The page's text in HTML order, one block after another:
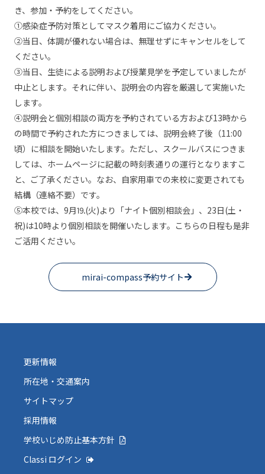
き、参加・予約をしてください。
①感染症予防対策としてマスク着用にご協力ください。
②当日、体調が優れない場合は、無理せずにキャンセルをして
ください。
③当日、生徒による説明および授業見学を予定していましたが
中止とします。それに伴い、説明会の内容を厳選して実施いた
します。
④説明会と個別相談の両方を予約されている方および13時から
の時間で予約された方につきましては、説明会終了後（11:00
頃）に相談を開始いたします。ただし、スクールバスにつきま
しては、ホームページに記載の時刻表通りの運行となりますこ
と、ご了承ください。なお、自家用車での来校に変更されても
結構（連絡不要）です。
⑤本校では、9月⒚(火)より「ナイト個別相談会」、23日(土・
祝)は10時より個別相談を開催いたします。こちらの日程も是非
ご活用ください。
mirai-compass予約サイト
更新情報
所在地・交通案内
サイトマップ
採用情報
学校いじめ防止基本方針
Classi ログイン